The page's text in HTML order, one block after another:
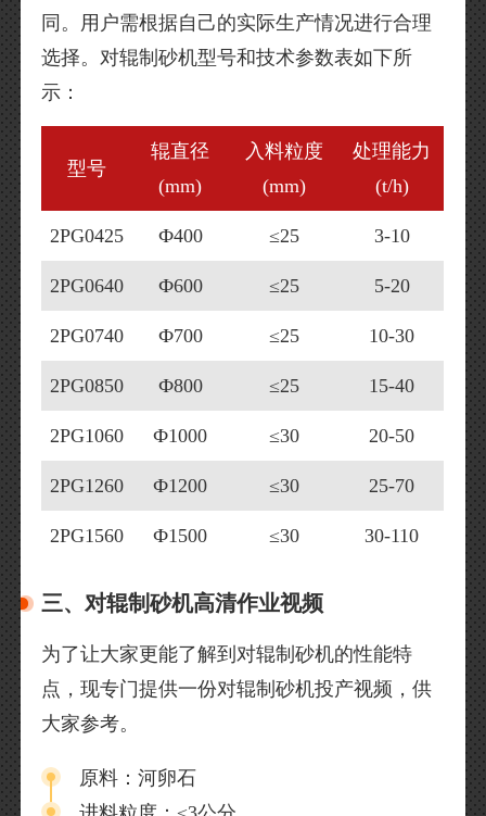
同。用户需根据自己的实际生产情况进行合理
选择。对辊制砂机型号和技术参数表如下所
示：
型号
辊直径
(mm)
入料粒度
(mm)
处理能力
(t/h)
2PG0425 Ф400 ≤25 3-10
2PG0640 Ф600 ≤25 5-20
2PG0740 Ф700 ≤25 10-30
2PG0850 Ф800 ≤25 15-40
2PG1060 Ф1000 ≤30 20-50
2PG1260 Ф1200 ≤30 25-70
2PG1560 Ф1500 ≤30 30-110
三、对辊制砂机高清作业视频
为了让大家更能了解到对辊制砂机的性能特
点，现专门提供一份对辊制砂机投产视频，供
大家参考。
原料：河卵石